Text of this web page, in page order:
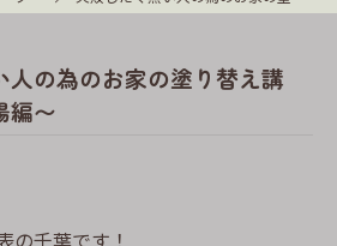
人の為のお家の塗り替え講
〜
の千葉です！